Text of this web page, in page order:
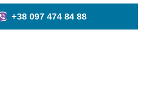
+38 097 474 84 88